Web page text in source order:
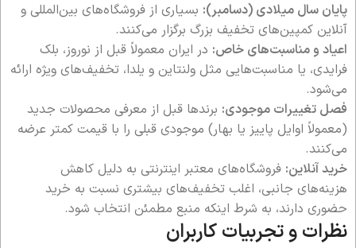
پایان سال میلادی (دسامبر): بسیاری از فروشگاه‌های بین‌المللی و
آنلاین کمپین‌های تخفیف بزرگ برگزار می‌کنند.
اعیاد و مناسبت‌های خاص: در ایران معمولاً قبل از نوروز، بلک
فرایدی، یا مناسبت‌هایی مثل ولنتاین و یلدا، تخفیف‌های ویژه ارائه
می‌شود.
فصل تغییرات موجودی: برندها قبل از معرفی محصولات جدید
(معمولاً اوایل پاییز یا بهار) موجودی قبلی را با قیمت کمتر عرضه
می‌کنند.
خرید آنلاین: فروشگاه‌های معتبر اینترنتی به دلیل کاهش
هزینه‌های جانبی، اغلب تخفیف‌های بیشتری نسبت به خرید
حضوری دارند، به شرط اینکه منبع مطمئن انتخاب شود.
نظرات و تجربیات کاربران